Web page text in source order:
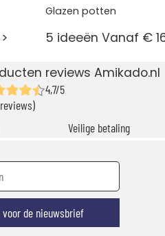
Glazen potten
5 ideeën Vanaf €
reviews Amikado.nl
4,7/5
Veilige betaling
de nieuwsbrief